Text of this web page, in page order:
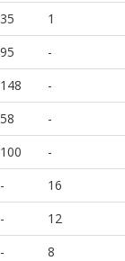
35 1
95 -
148 -
58 -
100 -
- 16
- 12
- 8